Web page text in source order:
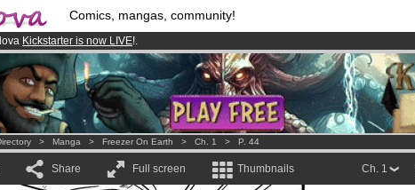
Comics, mangas, community!
Kickstarter is now LIVE!.
100000membersand 1000comics & mangas!.
membership from3.95 euros per month !Get membership now
> Manga > Freezer On Earth > Ch. 1 > P. 44
Share Full screen Thumbnails Ch. 1